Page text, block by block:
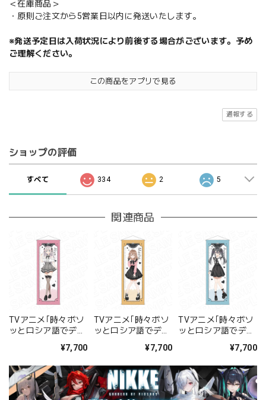
＜在庫商品＞
・原則ご注文から5営業日以内に発送いたします。
※発送予定日は入荷状況により前後する場合がございます。予め
ご理解ください。
この商品をアプリで見る
通報する
ショップの評価
すべて 334 2 5
関連商品
TVアニメ｢時々ボソ
ッとロシア語でデレ
ん｣ 特大タペストリ
ヴナ･九条 Kawaii
ver.
¥7,700
TVアニメ｢時々ボソ
ッとロシア語でデレ
ん｣ 特大タペストリ
ヴナ･九条 Kawaii
ver.
¥7,700
TVアニメ｢時々ボソ
ッとロシア語でデレ
ん｣ 特大タペストリ
ver.
¥7,700